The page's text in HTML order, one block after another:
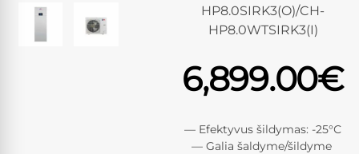
HP8.0SIRK3(O)/CH-
HP8.0WTSIRK3(I)
6,899.00€
— Efektyvus šildymas: -25°С
— Galia šaldyme/šildyme